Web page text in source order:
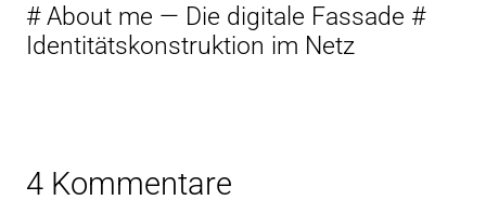
# About me — Die digitale Fassade #
Identitätskonstruktion im Netz
4 Kommentare